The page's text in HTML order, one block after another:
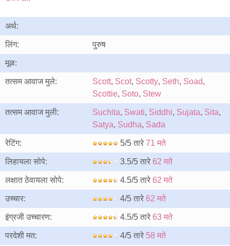
अर्थ:
लिंग: पुरुष
मूळ:
तत्सम आवाज मुले: Scott, Scot, Scotty, Seth, Soad,
Scottie, Soto, Stew
तत्सम आवाज मुली: Suchita, Swati, Siddhi, Sujata, Sita,
Satya, Sudha, Sada
रेटिंग: 5/5 तारे 71 मते
लिहायला सोपे: 3.5/5 तारे 62 मते
लक्षात ठेवायला सोपे: 4.5/5 तारे 62 मते
उच्चार: 4/5 तारे 62 मते
इंग्रजी उच्चारण: 4.5/5 तारे 63 मते
परदेशी मत: 4/5 तारे 58 मते